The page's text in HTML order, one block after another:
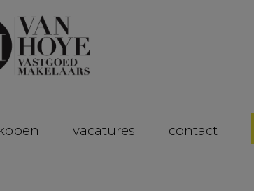
vacatures contact